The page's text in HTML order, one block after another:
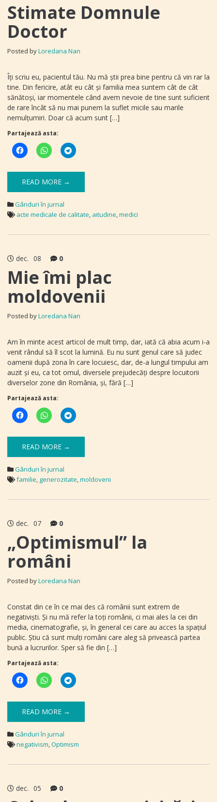
Stimate Domnule
Doctor
Posted byLoredana Nan
Îți scriu eu, pacientul tău. Nu mă știi prea bine pentru că vin rar la
tine. Din fericire, atât eu cât și familia mea suntem cât de cât
sănătoși, iar momentele când avem nevoie de tine sunt suficient
de rare încât să nu mai punem la suflet micile sau marile
nemulțumiri. Doar că acum sunt […]
Partajează asta:
READ MORE →
Gânduri în jurnal
acte medicale de calitate, aitudine,medici
dec. 08 0
Mie îmi plac
moldovenii
Posted byLoredana Nan
Am în minte acest articol de mult timp, dar, iată că abia acum i-a
venit rândul să îl scot la lumină. Eu nu sunt genul care să judec
oamenii după zona în care locuiesc, dar, de-a lungul timpului am
auzit şi eu, ca tot omul, diversele prejudecăţi despre locuitorii
diverselor zone din România, şi, fără […]
Partajează asta:
READ MORE →
Gânduri în jurnal
familie, generozitate,moldoveni
dec. 07 0
„Optimismul” la
români
Posted byLoredana Nan
Constat din ce în ce mai des că românii sunt extrem de
negativişti. Şi nu mă refer la toţi românii, ci mai ales la cei din
media, cinematografie, şi, în general cei care au acces la spațiul
public. Ştiu că sunt mulţi români care aleg să privească partea
bună a lucrurilor. Sper să fie din […]
Partajează asta:
READ MORE →
Gânduri în jurnal
negativism,Optimism
dec. 05 0